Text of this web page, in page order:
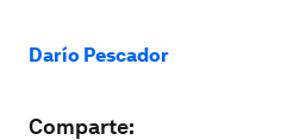
Darío Pescador
Comparte: